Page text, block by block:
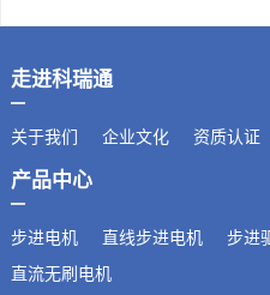
走进科瑞通
关于我们 企业文化 资质认证
产品中心
步进电机 直线步进电机 步进
直流无刷电机